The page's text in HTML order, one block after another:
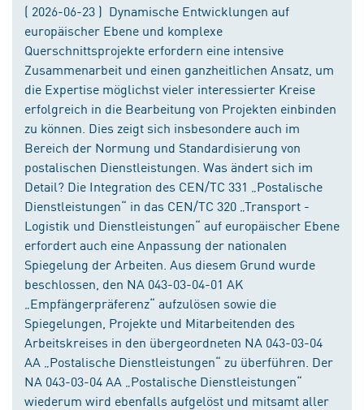
( 2026-06-23 ) Dynamische Entwicklungen auf
europäischer Ebene und komplexe
Querschnittsprojekte erfordern eine intensive
Zusammenarbeit und einen ganzheitlichen Ansatz, um
die Expertise möglichst vieler interessierter Kreise
erfolgreich in die Bearbeitung von Projekten einbinden
zu können. Dies zeigt sich insbesondere auch im
Bereich der Normung und Standardisierung von
postalischen Dienstleistungen. Was ändert sich im
Detail? Die Integration des CEN/TC 331 „Postalische
Dienstleistungen“ in das CEN/TC 320 „Transport -
Logistik und Dienstleistungen“ auf europäischer Ebene
erfordert auch eine Anpassung der nationalen
Spiegelung der Arbeiten. Aus diesem Grund wurde
beschlossen, den NA 043-03-04-01 AK
„Empfängerpräferenz“ aufzulösen sowie die
Spiegelungen, Projekte und Mitarbeitenden des
Arbeitskreises in den übergeordneten NA 043-03-04
AA „Postalische Dienstleistungen“ zu überführen. Der
NA 043-03-04 AA „Postalische Dienstleistungen“
wiederum wird ebenfalls aufgelöst und mitsamt aller